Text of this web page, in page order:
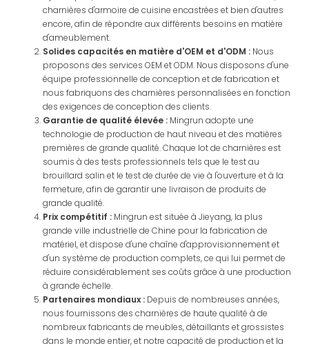
charnières d'armoire de cuisine encastrées et bien d'autres
encore, afin de répondre aux différents besoins en matière
d'ameublement.
Solides capacités en matière d'OEM et d'ODM : Nous
proposons des services OEM et ODM. Nous disposons d'une
équipe professionnelle de conception et de fabrication et
nous fabriquons des charnières personnalisées en fonction
des exigences de conception des clients.
Garantie de qualité élevée : Mingrun adopte une
technologie de production de haut niveau et des matières
premières de grande qualité. Chaque lot de charnières est
soumis à des tests professionnels tels que le test au
brouillard salin et le test de durée de vie à l'ouverture et à la
fermeture, afin de garantir une livraison de produits de
grande qualité.
Prix compétitif : Mingrun est située à Jieyang, la plus
grande ville industrielle de Chine pour la fabrication de
matériel, et dispose d'une chaîne d'approvisionnement et
d'un système de production complets, ce qui lui permet de
réduire considérablement ses coûts grâce à une production
à grande échelle.
Partenaires mondiaux : Depuis de nombreuses années,
nous fournissons des charnières de haute qualité à de
nombreux fabricants de meubles, détaillants et grossistes
dans le monde entier, et notre capacité de production et la